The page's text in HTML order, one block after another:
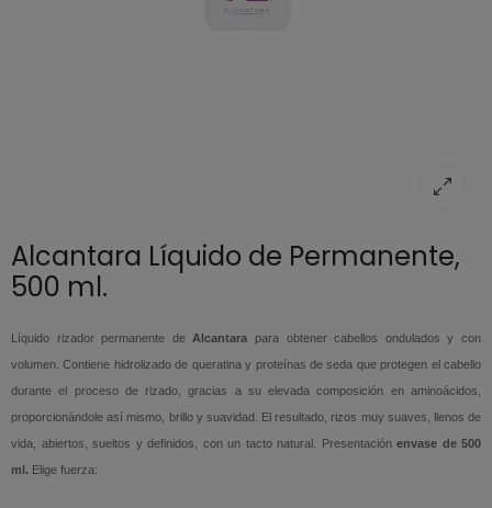
Alcantara Líquido de Permanente,
500 ml.
Líquido rizador permanente de Alcantara para obtener cabellos ondulados y con
volumen. Contiene hidrolizado de queratina y proteínas de seda que protegen el cabello
durante el proceso de rizado, gracias a su elevada composición en aminoácidos,
proporcionándole así mismo, brillo y suavidad. El resultado, rizos muy suaves, llenos de
vida, abiertos, sueltos y definidos, con un tacto natural. Presentación envase de 500
ml. Elige fuerza: